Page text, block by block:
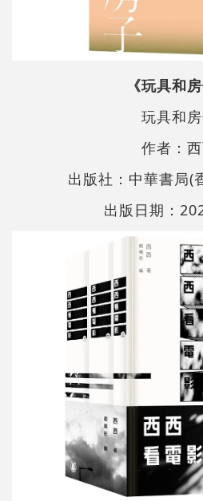
《玩具和房
玩具和
作者：
出版社：中華書局(
出版日期：